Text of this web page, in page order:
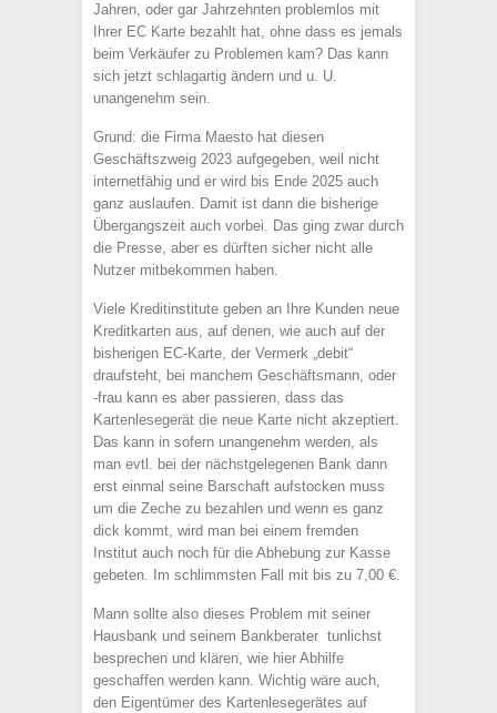
Jahren, oder gar Jahrzehnten problemlos mit
Ihrer EC Karte bezahlt hat, ohne dass es jemals
beim Verkäufer zu Problemen kam? Das kann
sich jetzt schlagartig ändern und u. U.
unangenehm sein.
Grund: die Firma Maesto hat diesen
Geschäftszweig 2023 aufgegeben, weil nicht
internetfähig und er wird bis Ende 2025 auch
ganz auslaufen. Damit ist dann die bisherige
Übergangszeit auch vorbei. Das ging zwar durch
die Presse, aber es dürften sicher nicht alle
Nutzer mitbekommen haben.
Viele Kreditinstitute geben an Ihre Kunden neue
Kreditkarten aus, auf denen, wie auch auf der
bisherigen EC-Karte, der Vermerk „debit“
draufsteht, bei manchem Geschäftsmann, oder
-frau kann es aber passieren, dass das
Kartenlesegerät die neue Karte nicht akzeptiert.
Das kann in sofern unangenehm werden, als
man evtl. bei der nächstgelegenen Bank dann
erst einmal seine Barschaft aufstocken muss
um die Zeche zu bezahlen und wenn es ganz
dick kommt, wird man bei einem fremden
Institut auch noch für die Abhebung zur Kasse
gebeten. Im schlimmsten Fall mit bis zu 7,00 €.
Mann sollte also dieses Problem mit seiner
Hausbank und seinem Bankberater tunlichst
besprechen und klären, wie hier Abhilfe
geschaffen werden kann. Wichtig wäre auch,
den Eigentümer des Kartenlesegerätes auf